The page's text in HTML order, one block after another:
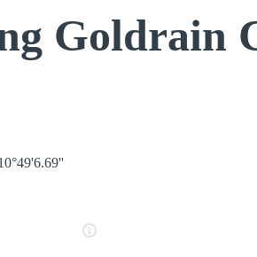
Goldrain